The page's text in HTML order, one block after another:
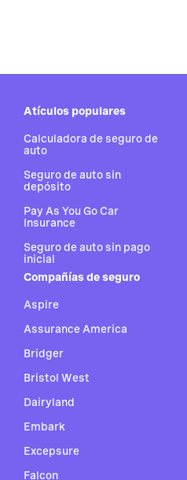
Atículos populares
Calculadora de seguro de
auto
Seguro de auto sin
depósito
Pay As You Go Car
Insurance
Seguro de auto sin pago
inicial
Compañías de seguro
Aspire
Assurance America
Bridger
Bristol West
Dairyland
Embark
Excepsure
Falcon